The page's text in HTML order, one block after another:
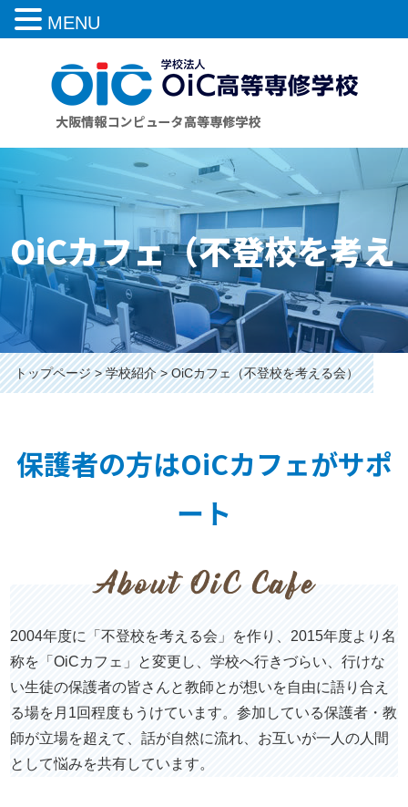
OiCカフェ（不登校を考え
る会）
トップページ 学校紹介 OiCカフェ（不登校を考える会）
保護者の方はOiCカフェがサポ
ート
2004年度に「不登校を考える会」を作り、2015年度より名
称を「OiCカフェ」と変更し、学校へ行きづらい、行けな
い生徒の保護者の皆さんと教師とが想いを自由に語り合え
る場を月1回程度もうけています。参加している保護者・教
師が立場を超えて、話が自然に流れ、お互いが一人の人間
として悩みを共有しています。
MENU